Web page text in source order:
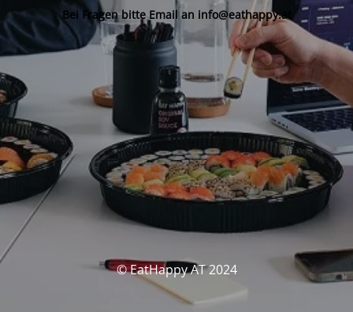
Bei Fragen bitte Email an info@eathappy.at
© EatHappy AT 2024